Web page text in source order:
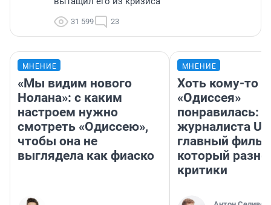
31 599 23
МНЕНИЕ
«Мы видим нового
Нолана»: с каким
настроем нужно
смотреть «Одиссею»,
чтобы она не
выглядела как фиаско
МНЕНИЕ
Хоть кому-то
«Одиссея»
понравилась:
журналиста
главный
который
критики